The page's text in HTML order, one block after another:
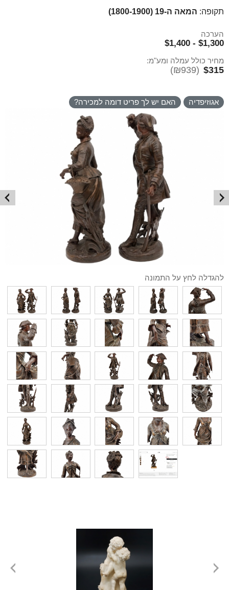
תקופה: המאה ה-19 (1800-1900)
הערכה
$1,300 - $1,400
מחיר כולל עמלה ומע"מ:
$315
(₪939)
אגוזיפדיה האם יש לך פריט דומה למכירה?
להגדלה לחץ על התמונה